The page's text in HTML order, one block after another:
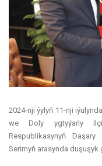
2024-nji ýylyň 11-nji
we Doly ygtyýarly
Respublikasynyň
Serimyň arasynda duşuşyk